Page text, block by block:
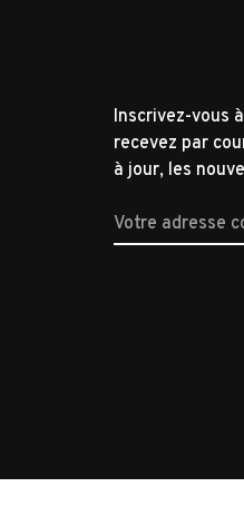
Inscrivez-vous
recevez par
à jour, les